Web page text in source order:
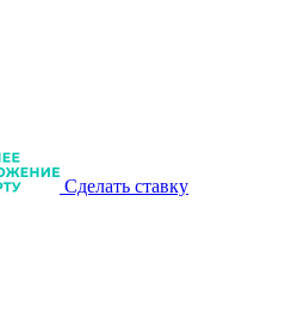
Сделать ставку